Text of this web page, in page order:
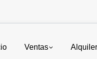
Ventas